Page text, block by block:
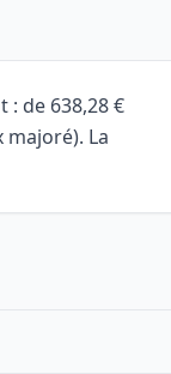
de 638,28 €
majoré). La